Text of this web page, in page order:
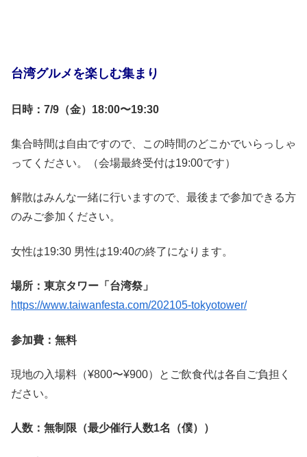
台湾グルメを楽しむ集まり
日時：7/9（金）18:00〜19:30
集合時間は自由ですので、この時間のどこかでいらっしゃ
ってください。（会場最終受付は19:00です）
解散はみんな一緒に行いますので、最後まで参加できる方
のみご参加ください。
女性は19:30 男性は19:40の終了になります。
場所：東京タワー「台湾祭」
https://www.taiwanfesta.com/202105-tokyotower/
参加費：無料
現地の入場料（¥800〜¥900）とご飲食代は各自ご負担く
ださい。
人数：無制限（最少催行人数1名（僕））